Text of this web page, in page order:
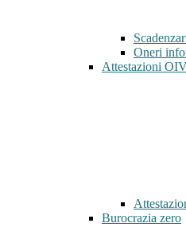
Oneri
Attestazioni
Burocrazia zero